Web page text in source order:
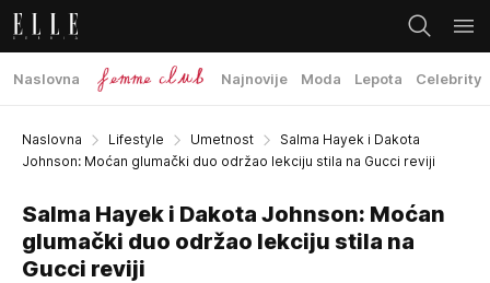
Naslovna Najnovije Moda Lepota Celebrity
Naslovna Lifestyle Umetnost
Salma Hayek i Dakota
Johnson: Moćan glumački duo održao lekciju stila na Gucci reviji
Salma Hayek i Dakota Johnson: Moćan
glumački duo održao lekciju stila na
Gucci reviji